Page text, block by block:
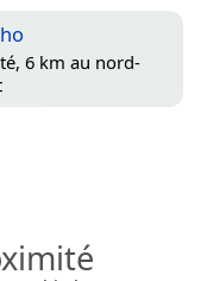
6 km au nord-